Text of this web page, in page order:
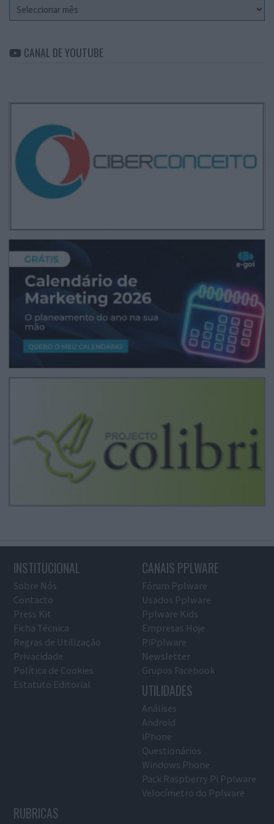
Arquivo
CANAL DE YOUTUBE
INSTITUCIONAL
Sobre Nós
Contacto
Press Kit
Ficha Técnica
Regras de Utilização
Privacidade
Política de Cookies
Estatuto Editorial
CANAIS PPLWARE
Fórum Pplware
Usados Pplware
Pplware Kids
Empresas Hoje
PiPplware
Newsletter
Grupos Facebook
UTILIDADES
Análises
Android
iPhone
Questionários
Windows Phone
Pack Raspberry Pi Pplware
Velocímetro do Pplware
RUBRICAS